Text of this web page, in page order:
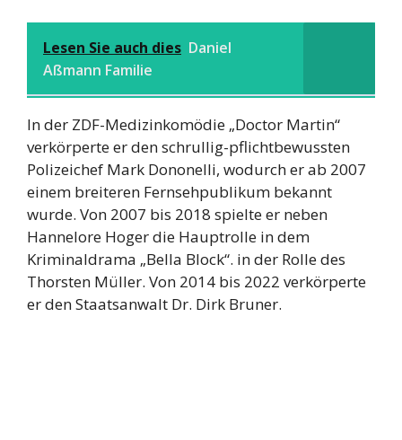
Lesen Sie auch dies Daniel
Aßmann Familie
In der ZDF-Medizinkomödie „Doctor Martin“
verkörperte er den schrullig-pflichtbewussten
Polizeichef Mark Dononelli, wodurch er ab 2007
einem breiteren Fernsehpublikum bekannt
wurde. Von 2007 bis 2018 spielte er neben
Hannelore Hoger die Hauptrolle in dem
Kriminaldrama „Bella Block“. in der Rolle des
Thorsten Müller. Von 2014 bis 2022 verkörperte
er den Staatsanwalt Dr. Dirk Bruner.